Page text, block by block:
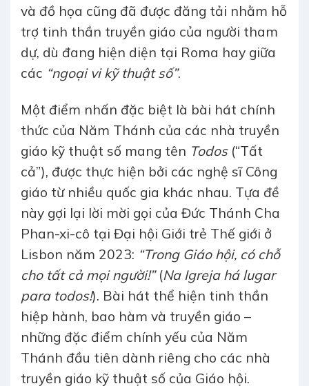
và đồ họa cũng đã được đăng tải nhằm hỗ
trợ tinh thần truyền giáo của người tham
dự, dù đang hiện diện tại Roma hay giữa
các “ngoại vi kỹ thuật số”.
Một điểm nhấn đặc biệt là bài hát chính
thức của Năm Thánh của các nhà truyền
giáo kỹ thuật số mang tên Todos(“Tất
cả”), được thực hiện bởi các nghệ sĩ Công
giáo từ nhiều quốc gia khác nhau. Tựa đề
này gợi lại lời mời gọi của Đức Thánh Cha
Phan-xi-cô tại Đại hội Giới trẻ Thế giới ở
Lisbon năm 2023: “Trong Giáo hội, có chỗ
cho tất cả mọi người!”(Na Igreja há lugar
para todos!). Bài hát thể hiện tinh thần
hiệp hành, bao hàm và truyền giáo –
những đặc điểm chính yếu của Năm
Thánh đầu tiên dành riêng cho các nhà
truyền giáo kỹ thuật số của Giáo hội.